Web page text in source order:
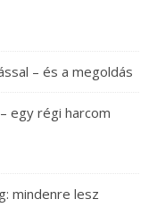
– és a megoldás
egy régi harcom
mindenre lesz